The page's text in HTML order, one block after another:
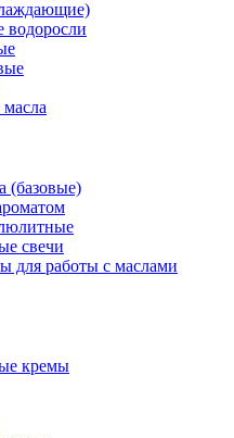
водоросли
(базовые)
свечи
для работы с маслами
кремы